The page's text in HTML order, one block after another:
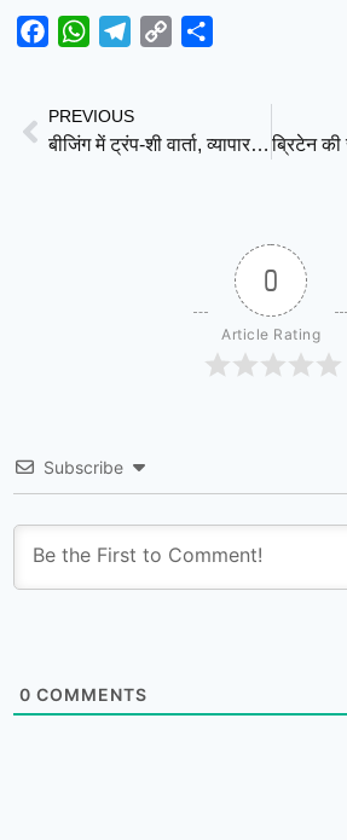
FacebookWhatsAppTelegram
Copy
PREVIOUS
बीजिंग में ट्रंप-शी वार्ता, व्यापार से लेकर ईरान और ताइवान तक कई मुद्दों पर हुई चर्चा
0
Article Rating
Subscribe
0 COMMENTS